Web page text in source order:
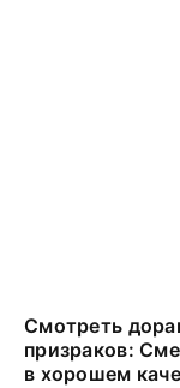
Смотреть
призраков:
в хорошем